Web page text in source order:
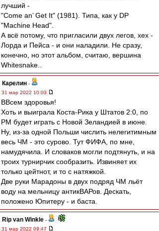
лучший -
"Come an’ Get It" (1981). Типа, как у DP
"Machine Head".
А всё потому, что пригласили двух легов, хех -
Лорда и Пейса - и они наладили. Не сразу,
конечно, но этот альбом, считаю, вершина
Whitesnake..
Карелин -
31 мар 2022 10:03
ВВсем здоровья!
Хоть и выиграла Коста-Рика у Штатов 2:0, по
РМ будет играть с Новой Зеландией в июне.
Ну, из-за одной Польши числить нелегитимным
весь ЧМ - это сурово. Тут ФИФА, по мне,
намудячила. И словаков могли подтянуть, и на
троих турнирчик сообразить. Извиняет их
только цейтнот, и то с натяжкой.
Две руки Марадоны в двух подряд ЧМ льёт
воду на мельницу антикВАРов. Дескать,
положено Юпитеру - и баста.
Rip van Winkle -
31 мар 2022 09:47